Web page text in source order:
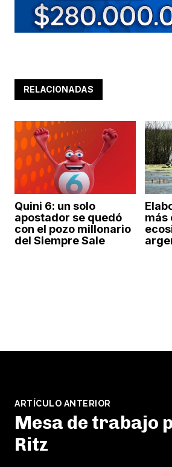
RELACIONADAS
Quini 6: un solo
apostador se quedó
con el pozo millonario
del Siempre Sale
más
ARTÍCULO ANTERIOR
Mesa de trabajo
Ritz